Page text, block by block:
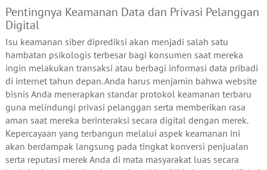
Pentingnya Keamanan Data dan Privasi Pelanggan
Digital
Isu keamanan siber diprediksi akan menjadi salah satu
hambatan psikologis terbesar bagi konsumen saat mereka
ingin melakukan transaksi atau berbagi informasi data pribadi
di internet tahun depan. Anda harus menjamin bahwa website
bisnis Anda menerapkan standar protokol keamanan terbaru
guna melindungi privasi pelanggan serta memberikan rasa
aman saat mereka berinteraksi secara digital dengan merek.
Kepercayaan yang terbangun melalui aspek keamanan ini
akan berdampak langsung pada tingkat konversi penjualan
serta reputasi merek Anda di mata masyarakat luas secara